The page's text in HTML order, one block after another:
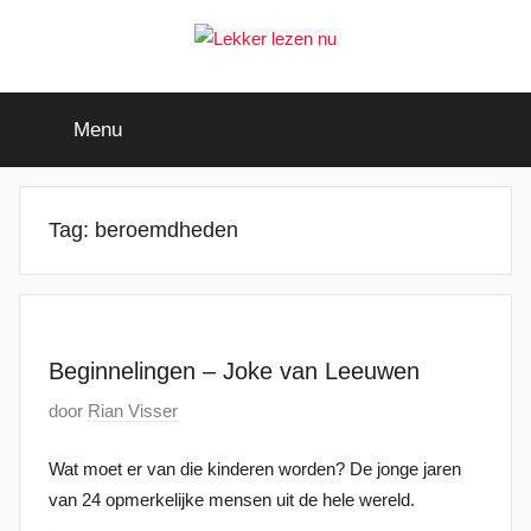
Lekker
lezen
nu
kinderboeken
Menu
Tag: beroemdheden
Beginnelingen – Joke van Leeuwen
G
p
l
door Rian Visser
Wat moet er van die kinderen worden? De jonge jaren
van 24 opmerkelijke mensen uit de hele wereld.